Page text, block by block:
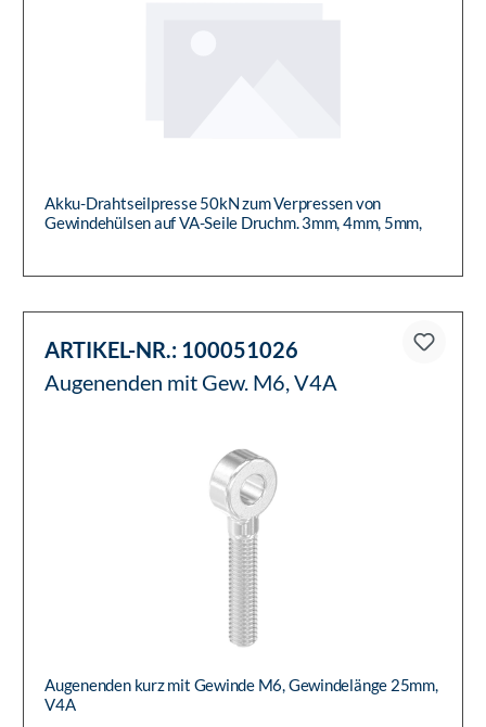
Akku-Drahtseilpresse 50kN zum Verpressen von
Gewindehülsen auf VA-Seile Druchm. 3mm, 4mm, 5mm,
ARTIKEL-NR.: 100051026
Augenenden mit Gew. M6, V4A
Augenenden kurz mit Gewinde M6, Gewindelänge 25mm,
V4A